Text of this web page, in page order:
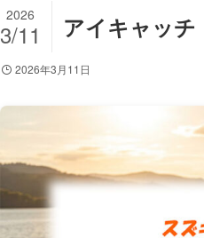
アイキャッチ
2026
3/11
2026年3月11日